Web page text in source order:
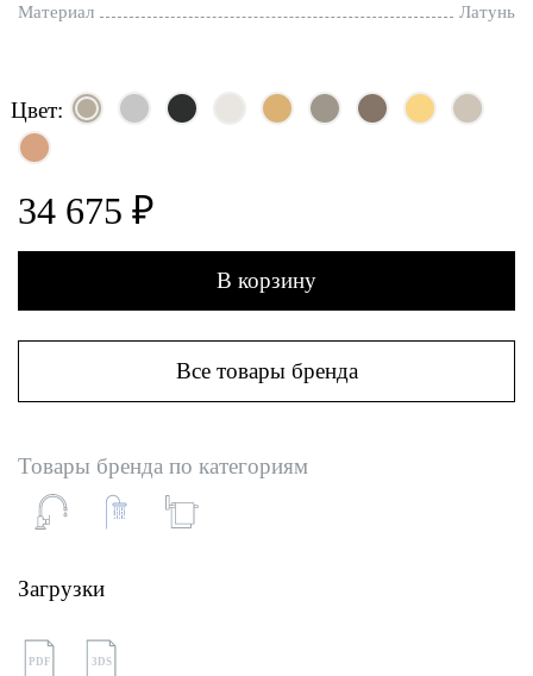
Материал
Латунь
Цвет:
34 675 ₽
В корзину
Все товары бренда
Товары бренда по категориям
Загрузки
PDF 3DS